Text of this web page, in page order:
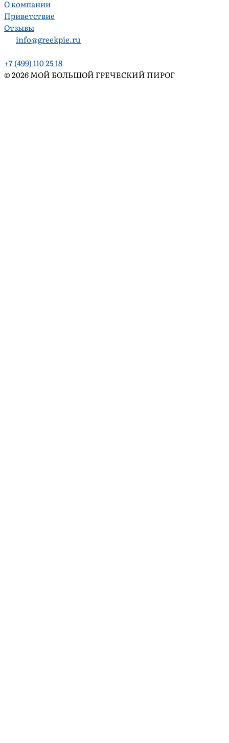
О компании
Приветствие
Отзывы
info@greekpie.ru
+7 (499) 110 25 18
© 2026 МОЙ БОЛЬШОЙ ГРЕЧЕСКИЙ ПИРОГ